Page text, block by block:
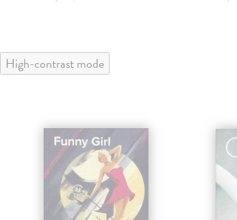
High-contrast mode